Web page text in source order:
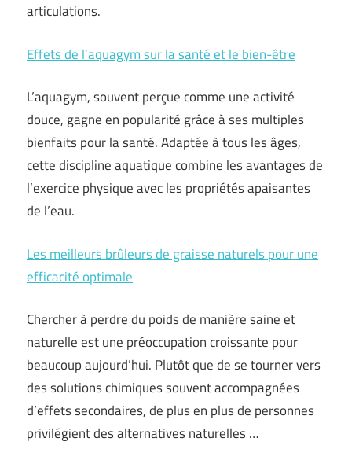
articulations.
Effets de l’aquagym sur la santé et le bien-être
L’aquagym, souvent perçue comme une activité
douce, gagne en popularité grâce à ses multiples
bienfaits pour la santé. Adaptée à tous les âges,
cette discipline aquatique combine les avantages de
l’exercice physique avec les propriétés apaisantes
de l’eau.
Les meilleurs brûleurs de graisse naturels pour une
efficacité optimale
Chercher à perdre du poids de manière saine et
naturelle est une préoccupation croissante pour
beaucoup aujourd’hui. Plutôt que de se tourner vers
des solutions chimiques souvent accompagnées
d’effets secondaires, de plus en plus de personnes
privilégient des alternatives naturelles …